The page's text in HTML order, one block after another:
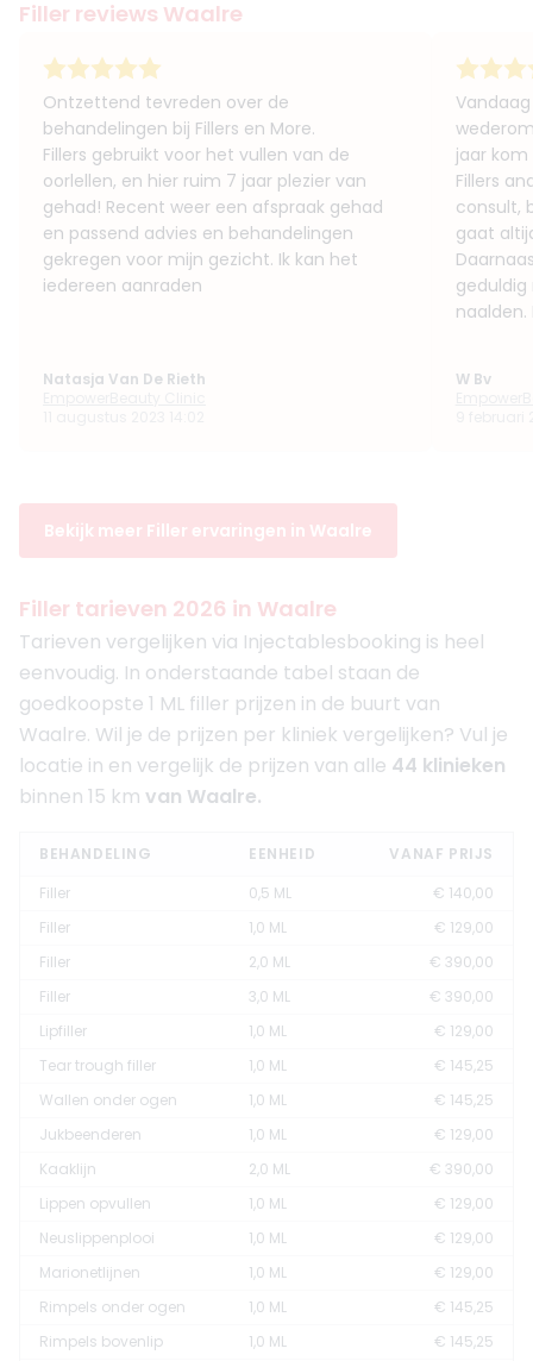
Filler reviews Waalre
Ontzettend tevreden over de
behandelingen bij Fillers en More.
Fillers gebruikt voor het vullen van de
oorlellen, en hier ruim 7 jaar plezier van
gehad! Recent weer een afspraak gehad
en passend advies en behandelingen
gekregen voor mijn gezicht. Ik kan het
iedereen aanraden
Natasja Van De Rieth
jaar
Fillers
consult,
gaat
naalden.
W Bv
Bekijk meer Filler ervaringen in Waalre
Filler tarieven 2026 in Waalre
Tarieven vergelijken via Injectablesbooking is heel
eenvoudig. In onderstaande tabel staan de
goedkoopste 1 ML filler prijzen in de buurt van
Waalre. Wil je de prijzen per kliniek vergelijken? Vul je
locatie in en vergelijk de prijzen van alle 44 klinieken
binnen 15 km van Waalre.
BEHANDELING EENHEID
VANAF PRIJS
Filler
0,5 ML
€ 140,00
Filler
1,0 ML
€ 129,00
Filler
2,0 ML
€ 390,00
Filler
3,0 ML
€ 390,00
Lipfiller
1,0 ML
€ 129,00
Tear trough filler
1,0 ML
€ 145,25
Wallen onder ogen
1,0 ML
€ 145,25
Jukbeenderen
1,0 ML
€ 129,00
Kaaklijn
2,0 ML
€ 390,00
Lippen opvullen
1,0 ML
€ 129,00
Neuslippenplooi
1,0 ML
€ 129,00
Marionetlijnen
1,0 ML
€ 129,00
Rimpels onder ogen
1,0 ML
€ 145,25
Rimpels bovenlip
1,0 ML € 145,25